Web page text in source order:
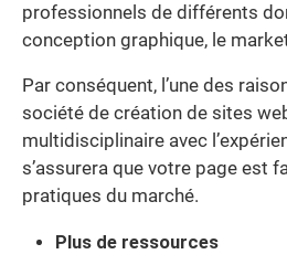
professionnels de différents
conception graphique, le
Par conséquent, l’une des
société de création de sites
multidisciplinaire avec
s’assurera que votre page est
pratiques du marché.
Plus de ressources